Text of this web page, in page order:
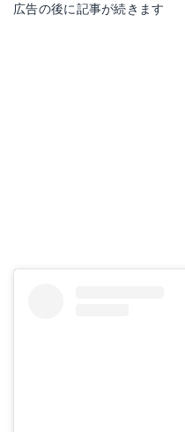
広告の後に記事が続きます